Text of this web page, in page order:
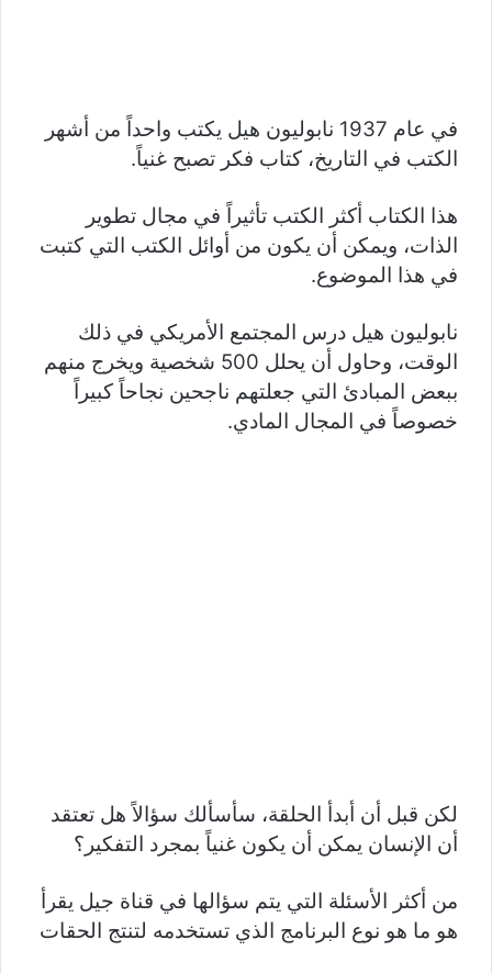
في عام 1937 نابوليون هيل يكتب واحداً من أشهر
الكتب في التاريخ، كتاب فكر تصبح غنياً.
هذا الكتاب أكثر الكتب تأثيراً في مجال تطوير
الذات، ويمكن أن يكون من أوائل الكتب التي كتبت
في هذا الموضوع.
نابوليون هيل درس المجتمع الأمريكي في ذلك
الوقت، وحاول أن يحلل 500 شخصية ويخرج منهم
ببعض المبادئ التي جعلتهم ناجحين نجاحاً كبيراً
خصوصاً في المجال المادي.
لكن قبل أن أبدأ الحلقة، سأسألك سؤالاً هل تعتقد
أن الإنسان يمكن أن يكون غنياً بمجرد التفكير؟
من أكثر الأسئلة التي يتم سؤالها في قناة جيل يقرأ
هو ما هو نوع البرنامج الذي تستخدمه لتنتج الحقات